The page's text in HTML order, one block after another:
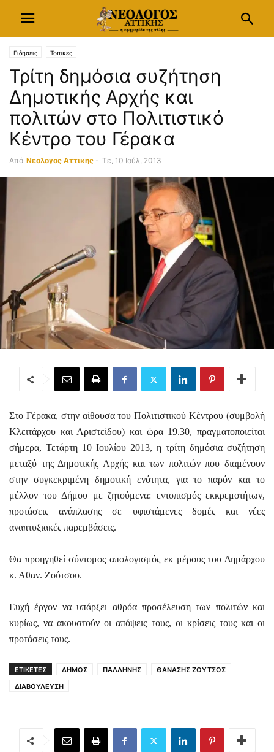
Ειδησεις Τοπικες
Τρίτη δημόσια συζήτηση
Δημοτικής Αρχής και
πολιτών στο Πολιτιστικό
Κέντρο του Γέρακα
Από Νεολογος Αττικης - Τε, 10 Ιούλ, 2013
Στο Γέρακα, στην αίθουσα του Πολιτιστικού Κέντρου (συμβολή
Κλειτάρχου και Αριστείδου) και ώρα 19.30, πραγματοποιείται
σήμερα, Τετάρτη 10 Ιουλίου 2013, η τρίτη δημόσια συζήτηση
μεταξύ της Δημοτικής Αρχής και των πολιτών που διαμένουν
στην συγκεκριμένη δημοτική ενότητα, για το παρόν και το
μέλλον του Δήμου με ζητούμενα: εντοπισμός εκκρεμοτήτων,
προτάσεις ανάπλασης σε υφιστάμενες δομές και νέες
αναπτυξιακές παρεμβάσεις.
Θα προηγηθεί σύντομος απολογισμός εκ μέρους του Δημάρχου
κ. Αθαν. Ζούτσου.
Ευχή έργον να υπάρξει αθρόα προσέλευση των πολιτών και
κυρίως, να ακουστούν οι απόψεις τους, οι κρίσεις τους και οι
προτάσεις τους.
ΕΤΙΚΕΤΕΣ ΔΗΜΟΣ ΠΑΛΛΗΝΗΣ
ΘΑΝΑΣΗΣ ΖΟΥΤΣΟΣ
ΔΙΑΒΟΥΛΕΥΣΗ